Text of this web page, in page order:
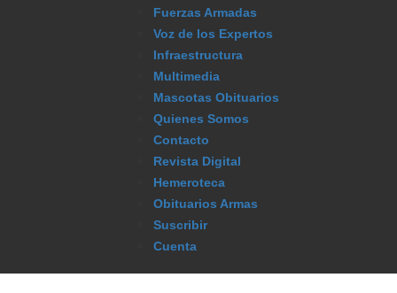
Fuerzas Armadas
Voz de los Expertos
Infraestructura
Multimedia
Mascotas Obituarios
Quienes Somos
Contacto
Revista Digital
Hemeroteca
Obituarios Armas
Suscribir
Cuenta